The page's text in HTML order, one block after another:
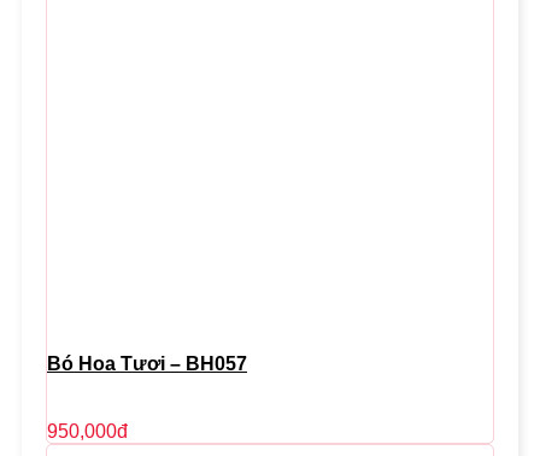
Bó Hoa Tươi – BH057
950,000đ